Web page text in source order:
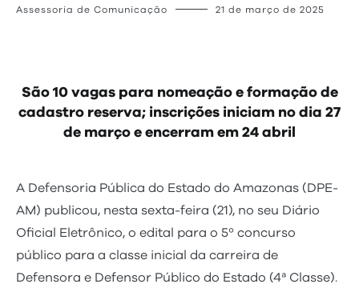
Assessoria de Comunicação 21 de março de 2025
São 10 vagas para nomeação e formação de
cadastro reserva; inscrições iniciam no dia 27
de março e encerram em 24 abril
A Defensoria Pública do Estado do Amazonas (DPE-
AM) publicou, nesta sexta-feira (21), no seu Diário
Oficial Eletrônico, o edital para o 5º concurso
público para a classe inicial da carreira de
Defensora e Defensor Público do Estado (4ª Classe).